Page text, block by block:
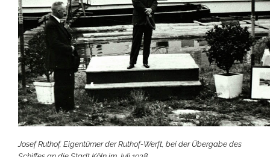
Josef Ruthof, Eigentümer der Ruthof-Werft, bei der Übergabe des